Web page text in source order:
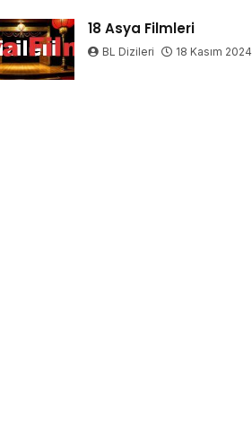
18 Asya Filmleri
BL Dizileri 18 Kasım 2024